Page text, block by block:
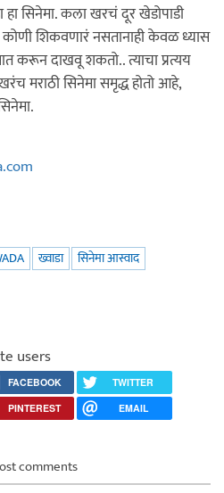
हा सिनेमा. कला खरचं दूर खेडोपाडी
शिकवणारं नसतानाही केवळ ध्यास
करून दाखवू शकतो.. त्याचा प्रत्यय
मराठी सिनेमा समृद्ध होतो आहे,
ख्वाडा सिनेमा आस्वाद
users
FACEBOOK
TWITTER
PINTEREST EMAIL
comments